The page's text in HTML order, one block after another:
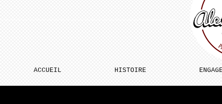
ACCUEIL HISTOIRE